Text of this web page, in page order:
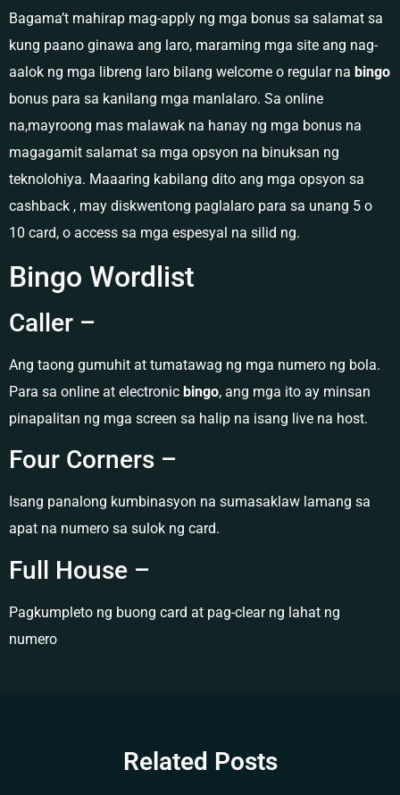
Bagama’t mahirap mag-apply ng mga bonus sa salamat sa
kung paano ginawa ang laro, maraming mga site ang nag-
aalok ng mga libreng laro bilang welcome o regular na bingo
bonus para sa kanilang mga manlalaro. Sa online
na,mayroong mas malawak na hanay ng mga bonus na
magagamit salamat sa mga opsyon na binuksan ng
teknolohiya. Maaaring kabilang dito ang mga opsyon sa
cashback , may diskwentong paglalaro para sa unang 5 o
10 card, o access sa mga espesyal na silid ng.
Bingo Wordlist
Caller –
Ang taong gumuhit at tumatawag ng mga numero ng bola.
Para sa online at electronic bingo, ang mga ito ay minsan
pinapalitan ng mga screen sa halip na isang live na host.
Four Corners –
Isang panalong kumbinasyon na sumasaklaw lamang sa
apat na numero sa sulok ng card.
Full House –
Pagkumpleto ng buong card at pag-clear ng lahat ng
numero
Related Posts